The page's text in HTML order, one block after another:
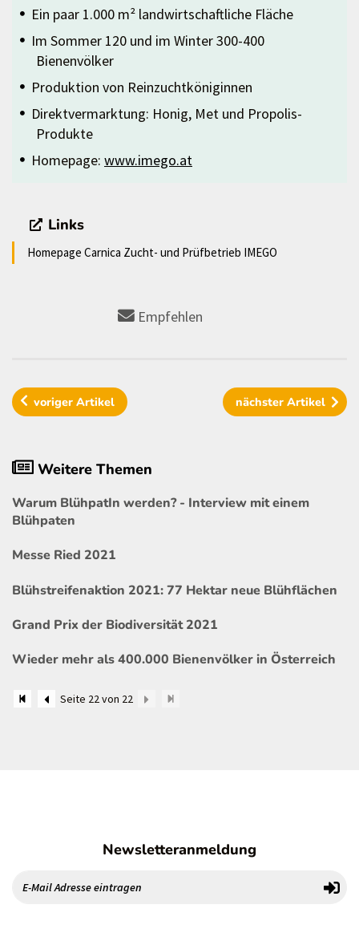
Ein paar 1.000 m² landwirtschaftliche Fläche
Im Sommer 120 und im Winter 300-400
Bienenvölker
Produktion von Reinzuchtköniginnen
Direktvermarktung: Honig, Met und Propolis-
Produkte
Homepage: www.imego.at
Links
Homepage Carnica Zucht- und Prüfbetrieb IMEGO
Empfehlen
vorigerArtikel nächster Artikel
Weitere Themen
Warum BlühpatIn werden? - Interview mit einem
Blühpaten
Messe Ried 2021
Blühstreifenaktion 2021: 77 Hektar neue Blühflächen
Grand Prix der Biodiversität 2021
Wieder mehr als 400.000 Bienenvölker in Österreich
Seite 22 von 22
Newsletteranmeldung